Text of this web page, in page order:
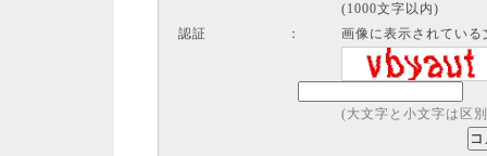
(1000文字以内)
認証
： 画像に表示されてい
(大文字と小文字は区